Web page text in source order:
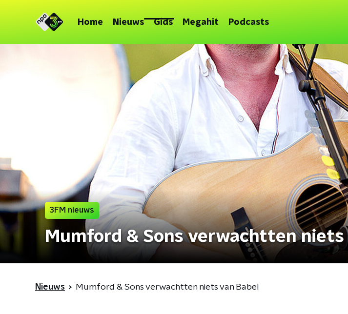
Home Nieuws Gids Megahit Podcasts
3FM nieuws
Mumford & Sons verwachtten niets
Nieuws Mumford & Sons verwachtten niets van Babel